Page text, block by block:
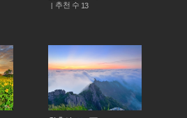
추천 수 13